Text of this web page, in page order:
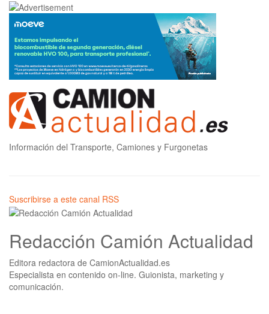
Información del Transporte, Camiones y Furgonetas
Suscribirse a este canal RSS
Redacción Camión Actualidad
Editora redactora de CamionActualidad.es
Especialista en contenido on-line. Guionista, marketing y
comunicación.